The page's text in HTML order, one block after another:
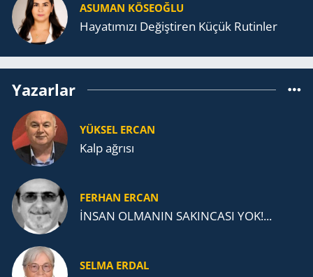
ASUMAN KÖSEOĞLU
Ha­ya­tı­mı­zı De­ğiş­ti­ren Küçük Ru­tin­ler
Yazarlar
YÜKSEL ERCAN
Kalp ağrısı
FERHAN ERCAN
İNSAN OLMANIN SAKINCASI YOK!...
SELMA ERDAL